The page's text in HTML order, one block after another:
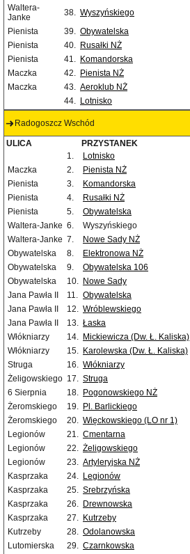
Waltera-
Janke
38. Wyszyńskiego
Pienista 39. Obywatelska
Pienista
40. Rusałki NŻ
Pienista
41. Komandorska
Maczka
42. Pienista NŻ
Maczka
43. Aeroklub NŻ
44. Lotnisko
Radogoszcz Wschód
ULICA PRZYSTANEK
1.
Lotnisko
Maczka
2. Pienista NŻ
Pienista
3. Komandorska
Pienista
4. Rusałki NŻ
Pienista
5. Obywatelska
Waltera-Janke 6.
Wyszyńskiego
Waltera-Janke 7. Nowe Sady NŻ
Obywatelska
8. Elektronowa NŻ
Obywatelska
9. Obywatelska 106
Obywatelska
10. Nowe Sady
Jana Pawła II
11. Obywatelska
Jana Pawła II
12. Wróblewskiego
Jana Pawła II
13. Łaska
Włókniarzy
14. Mickiewicza (Dw. Ł. Kaliska)
Włókniarzy
15. Karolewska (Dw. Ł. Kaliska)
Struga
16. Włókniarzy
Żeligowskiego 17. Struga
6 Sierpnia
18. Pogonowskiego NŻ
Żeromskiego
19. Pl. Barlickiego
Żeromskiego
20. Więckowskiego (LO nr 1)
Legionów
21. Cmentarna
Legionów
22. Żeligowskiego
Legionów
23. Artyleryjska NŻ
Kasprzaka
24. Legionów
Kasprzaka
25. Srebrzyńska
Kasprzaka
26. Drewnowska
Kasprzaka
27. Kutrzeby
Kutrzeby
28. Odolanowska
Lutomierska
29. Czarnkowska